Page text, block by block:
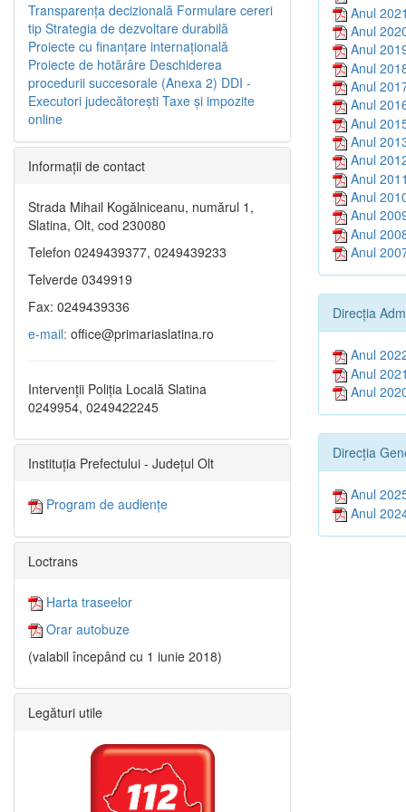
Anul 2021
Anul
Anul
Anul
Anul
Anul
Anul
Anul
Anul
Anul 2011
Anul
Anul
Anul
Anul
Direcția
Anul
Anul 2021
Anul
Direcția
Anul
Anul
Transparenţa decizională Formulare cereri
tip Strategia de dezvoltare durabilă
Proiecte cu finanţare internaţională
Proiecte de hotărâre Deschiderea
procedurii succesorale (Anexa 2) DDI -
Executori judecătorești Taxe şi impozite
online
Informaţii de contact
Strada Mihail Kogălniceanu, numărul 1,
Slatina, Olt, cod 230080
Telefon 0249439377, 0249439233
Telverde 0349919
Fax: 0249439336
e-mail: office@primariaslatina.ro
Intervenții Poliția Locală Slatina
0249954, 0249422245
Instituția Prefectului - Județul Olt
Program de audiențe
Loctrans
Harta traseelor
Orar autobuze
(valabil începând cu 1 iunie 2018)
Legături utile